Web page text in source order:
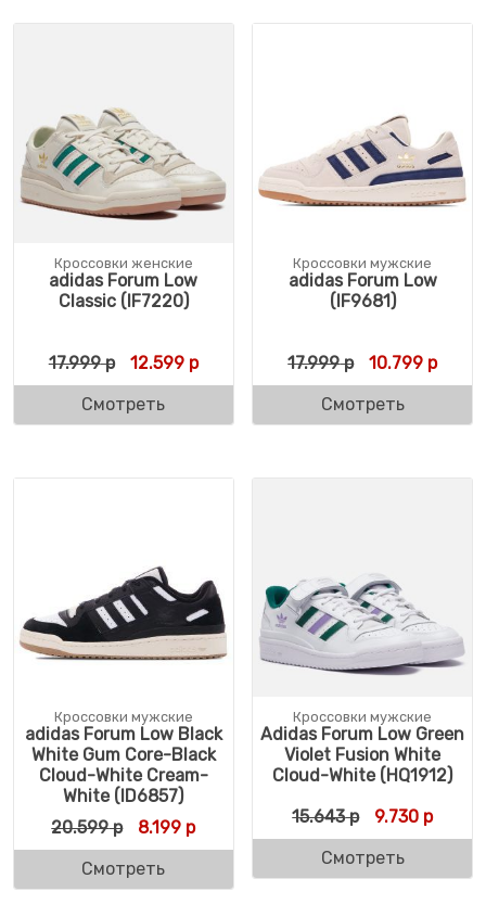
Кроссовки женские
adidas Forum Low
Classic (IF7220)
17.999р Первоначальная цена составляла 17.999
12.599рТекущая цена: 12.599 р.
Смотреть
Кроссовки мужские
adidas Forum Low
(IF9681)
17.999р 10.799 р
Смотреть
Кроссовки мужские
adidas Forum Low Black
White Gum Core-Black
Cloud-White Cream-
White (ID6857)
20.599р Первоначальная цена составляла
8.199 рТекущая цена: 8.199 р.
Смотреть
Кроссовки мужские
Adidas Forum Low Green
Violet Fusion White
Cloud-White (HQ1912)
15.643р 9.730 р
Смотреть